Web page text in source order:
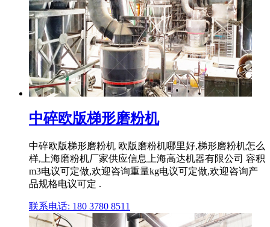
中碎欧版梯形磨粉机
中碎欧版梯形磨粉机 欧版磨粉机哪里好,梯形磨粉机怎么
样,上海磨粉机厂家供应信息上海高达机器有限公司 容积
m3电议可定做,欢迎咨询重量kg电议可定做,欢迎咨询产
品规格电议可定 .
联系电话: 180 3780 8511